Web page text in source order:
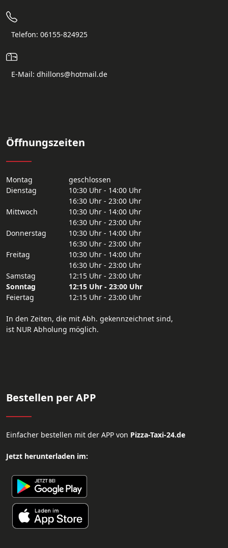
Telefon: 06155-824925
E-Mail: dhillons@hotmail.de
Öffnungszeiten
Montag
geschlossen
Dienstag
10:30 Uhr - 14:00 Uhr
16:30 Uhr - 23:00 Uhr
Mittwoch
10:30 Uhr - 14:00 Uhr
16:30 Uhr - 23:00 Uhr
Donnerstag
10:30 Uhr - 14:00 Uhr
16:30 Uhr - 23:00 Uhr
Freitag
10:30 Uhr - 14:00 Uhr
16:30 Uhr - 23:00 Uhr
Samstag
12:15 Uhr - 23:00 Uhr
Sonntag
12:15 Uhr - 23:00 Uhr
Feiertag
12:15 Uhr - 23:00 Uhr
In den Zeiten, die mit Abh. gekennzeichnet sind,
ist NUR Abholung möglich.
Bestellen per APP
Einfacher bestellen mit der APP von Pizza-Taxi-24.de
Jetzt herunterladen im: